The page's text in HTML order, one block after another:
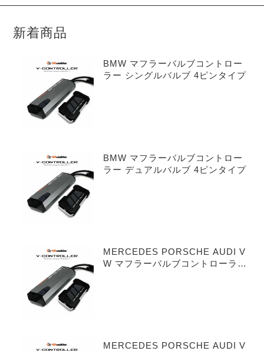
新着商品
BMW マフラーバルブコントロー
ラー シングルバルブ 4ピンタイプ
BMW マフラーバルブコントロー
ラー デュアルバルブ 4ピンタイプ
MERCEDES PORSCHE AUDI V
W マフラーバルブコントローラー
MERCEDES PORSCHE AUDI V